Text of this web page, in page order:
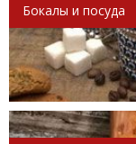
Бокалы и посуда